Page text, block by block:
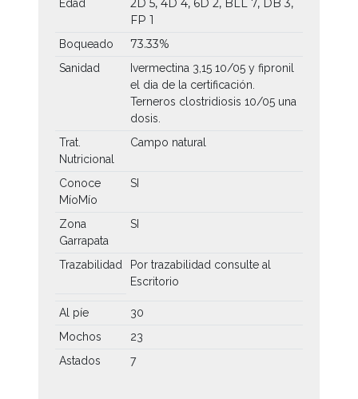
Edad
2D 5, 4D 4, 6D 2, BLL 7, DB 3,
FP 1
Boqueado 73.33%
Sanidad
Ivermectina 3,15 10/05 y fipronil
el dia de la certificación.
Terneros clostridiosis 10/05 una
dosis.
Trat.
Nutricional
Campo natural
Conoce
MíoMío
SI
Zona
Garrapata
SI
Trazabilidad
Por trazabilidad consulte al
Escritorio
Al píe
30
Mochos
23
Astados
7